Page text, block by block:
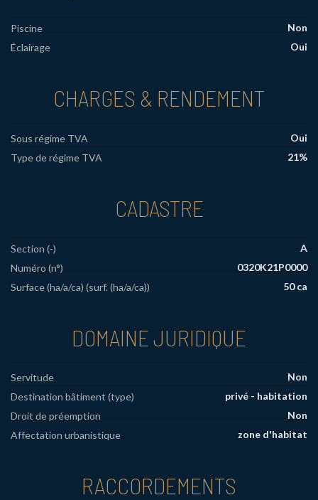
Piscine
Non
Éclairage
Oui
CHARGES & RENDEMENT
Sous régime TVA
Oui
Type de régime TVA
21%
CADASTRE
Section (-)
A
Numéro (n°)
0320K21P0000
Surface (ha/a/ca) (surf. (ha/a/ca))
50 ca
DOMAINE JURIDIQUE
Servitude
Non
Destination bâtiment (type)
privé - habitation
Droit de préemption
Non
Affectation urbanistique
zone d'habitat
RACCORDEMENTS